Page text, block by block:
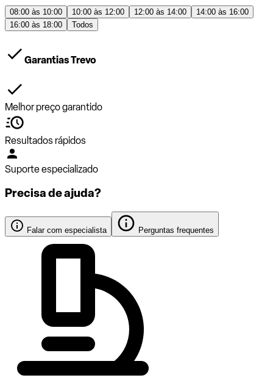
08:00 às 10:00 10:00 às 12:00 12:00 às 14:00
14:00 às 16:00
16:00 às 18:00
Todos
Garantias Trevo
Melhor preço garantido
Resultados rápidos
Suporte especializado
Precisa de ajuda?
Falar com especialista Perguntas frequentes